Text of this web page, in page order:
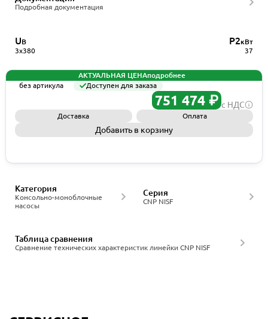
Подробная документация
UВ
3x380
P2кВт
37
АКТУАЛЬНАЯ ЦЕНАподробнее
без артикула
Доступен для заказа
751 474 ₽ с НДС
Доставка Оплата
Добавить в корзину
Консольно-моноблочные
насосы
Категория
CNP NISF
Серия
Сравнение технических характеристик линейки CNP NISF
Таблица сравнения